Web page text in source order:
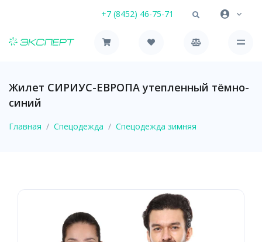
+7 (8452) 46-75-71
Жилет СИРИУС-ЕВРОПА утепленный тёмно-
синий
Главная Спецодежда Спецодежда зимняя